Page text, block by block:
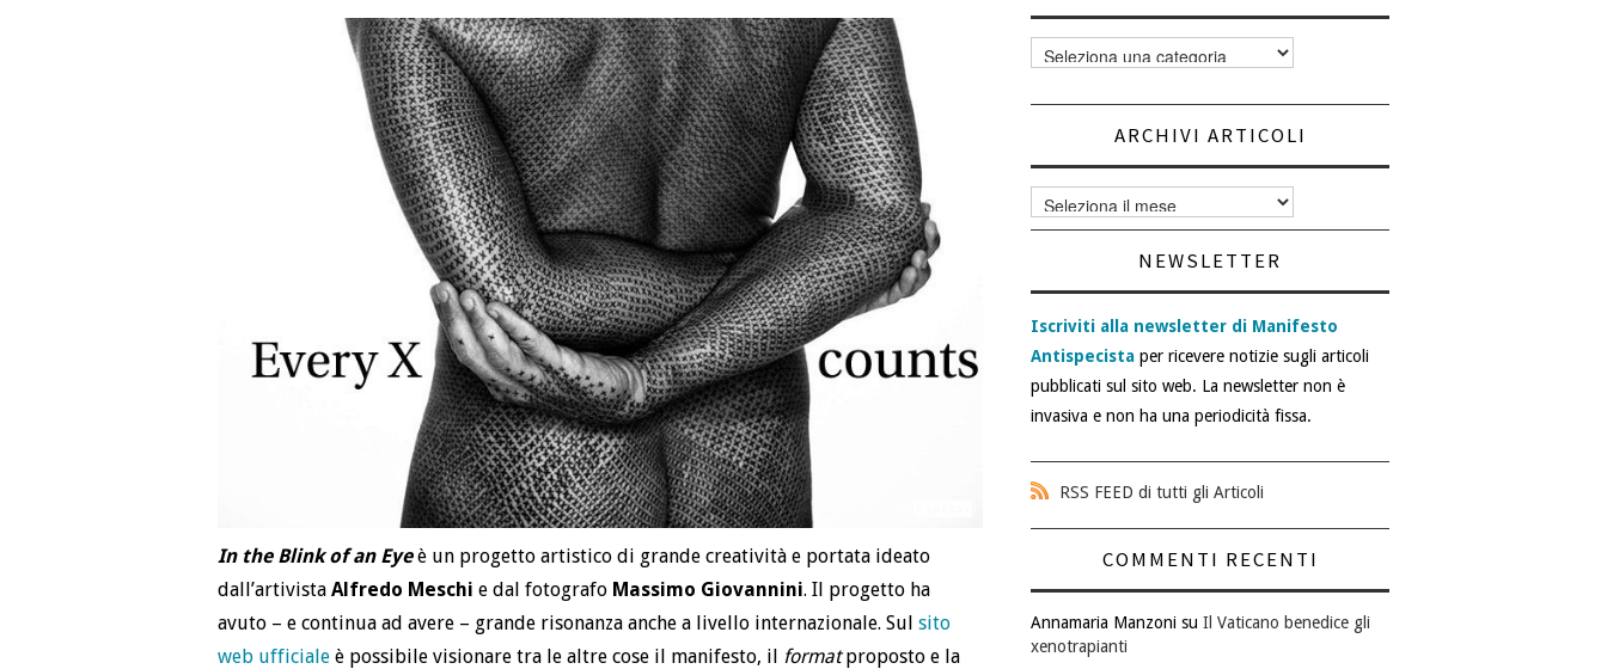
In the Blink of an Eyeè un progetto artistico di grande creatività e portata ideato
dall’artivista Alfredo Meschi e dal fotografo Massimo Giovannini. Il progetto ha
avuto – e continua ad avere – grande risonanza anche a livello internazionale. Sul sito
web ufficiale è possibile visionare tra le altre cose il manifesto, il formatproposto e la
Categorie
articoli
ARCHIVI ARTICOLI
Archivi
articoli
NEWSLETTER
Iscriviti alla newsletter di Manifesto
Antispecista per ricevere notizie sugli articoli
pubblicati sul sito web. La newsletter non è
invasiva e non ha una periodicità fissa.
RSS FEED di tutti gli Articoli
COMMENTI RECENTI
Annamaria Manzoni su Il Vaticano benedice gli
xenotrapianti